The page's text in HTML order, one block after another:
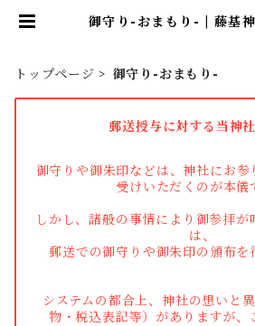
御守り-おまもり- | 藤基
トップページ 御守り-おまもり-
郵送授与に対する当神
御守りや御朱印などは、神社にお参
受けいただくのが本儀
しかし、諸般の事情により御参拝が
は、
郵送での御守りや御朱印の頒布を
システムの都合上、神社の想いと
物・税込表記等）がありますが、